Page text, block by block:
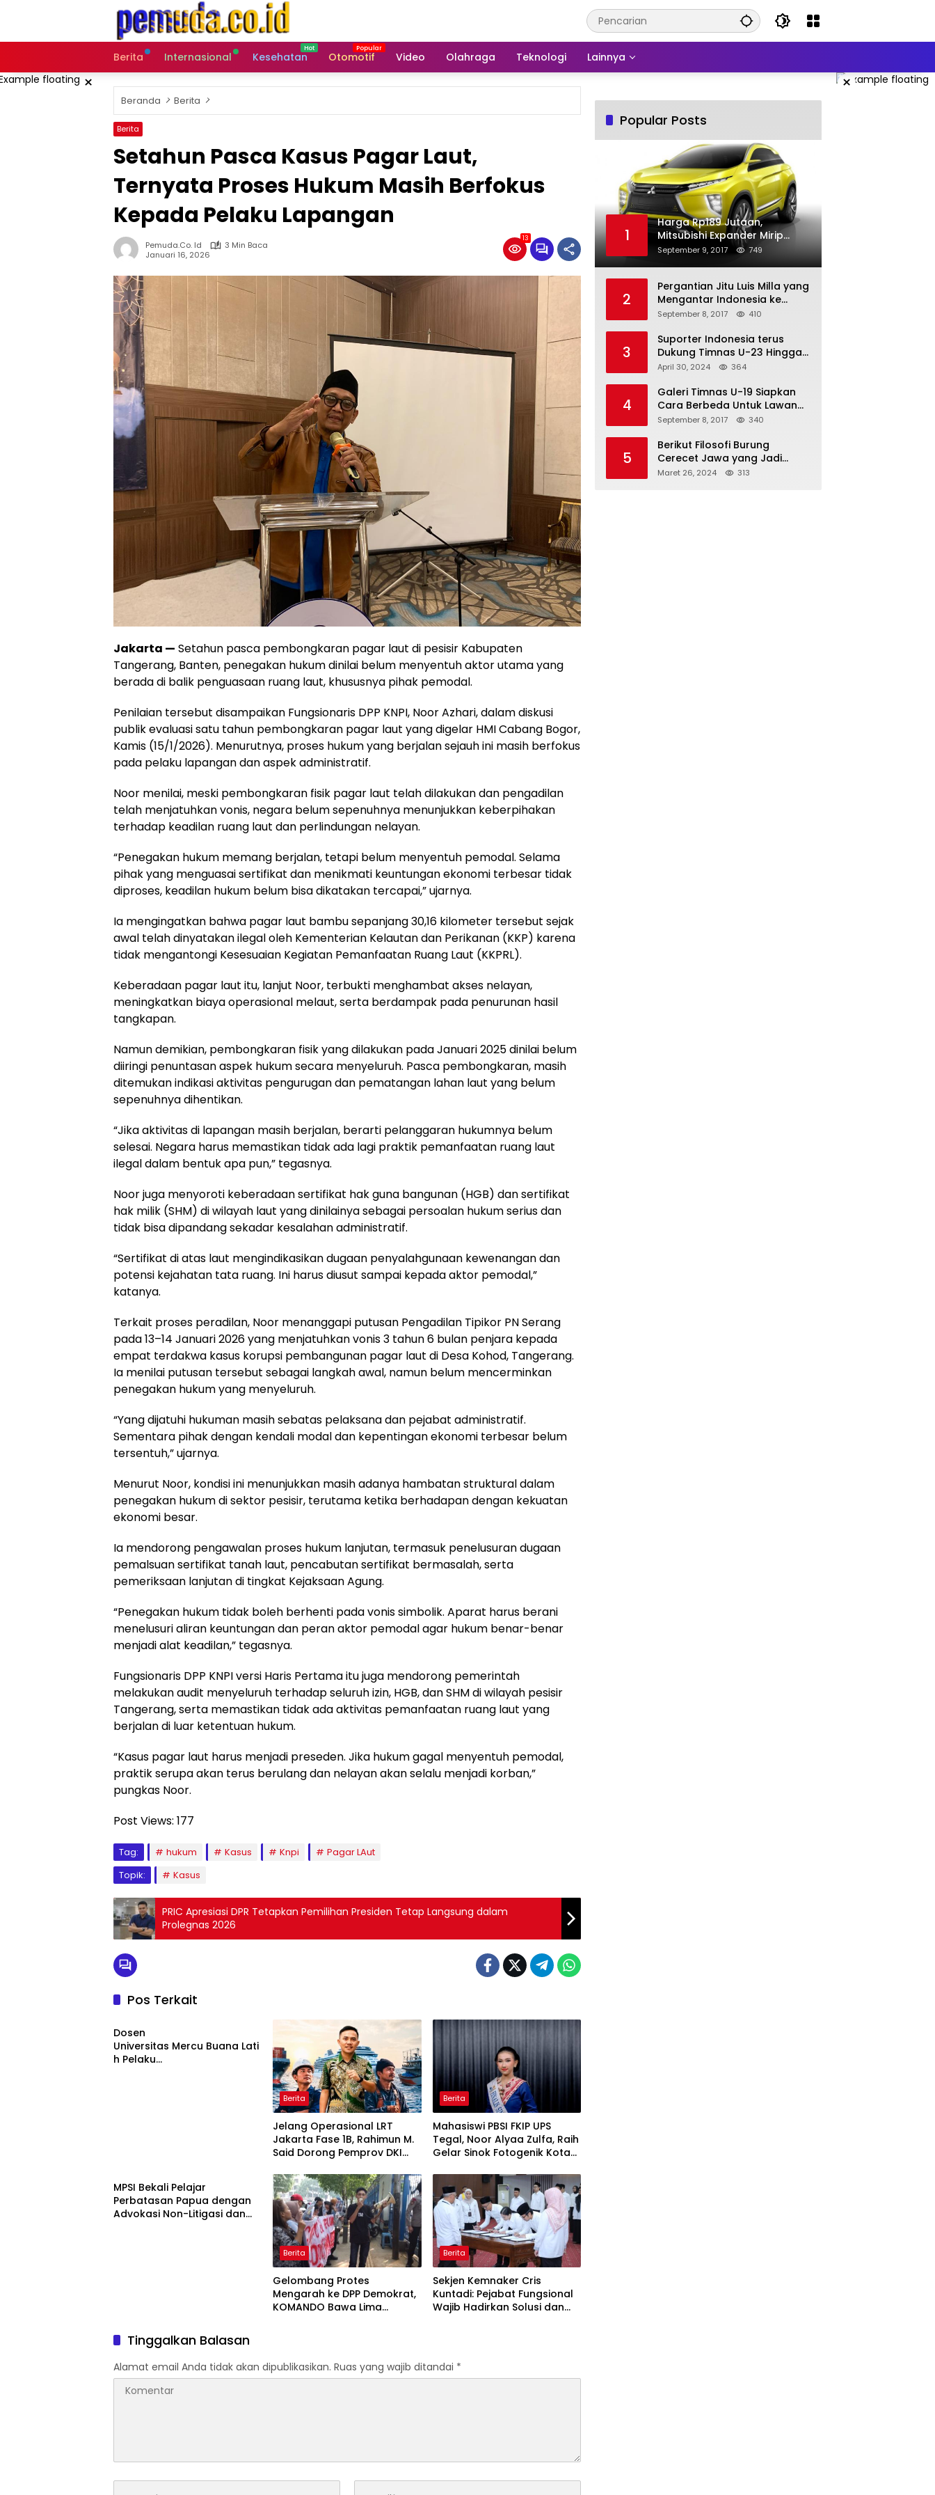
Berita
Internasional Kesehatan Otomotif Video Olahraga Teknologi Lainnya
× ×
Beranda Berita
Berita
Setahun Pasca Kasus Pagar Laut,
Ternyata Proses Hukum Masih Berfokus
Kepada Pelaku Lapangan
Pemuda.co. Id
3 Min Baca
Januari 16, 2026
13
Jakarta — Setahun pasca pembongkaran pagar laut di pesisir Kabupaten
Tangerang, Banten, penegakan hukum dinilai belum menyentuh aktor utama yang
berada di balik penguasaan ruang laut, khususnya pihak pemodal.
Penilaian tersebut disampaikan Fungsionaris DPP KNPI, Noor Azhari, dalam diskusi
publik evaluasi satu tahun pembongkaran pagar laut yang digelar HMI Cabang Bogor,
Kamis (15/1/2026). Menurutnya, proses hukum yang berjalan sejauh ini masih berfokus
pada pelaku lapangan dan aspek administratif.
Noor menilai, meski pembongkaran fisik pagar laut telah dilakukan dan pengadilan
telah menjatuhkan vonis, negara belum sepenuhnya menunjukkan keberpihakan
terhadap keadilan ruang laut dan perlindungan nelayan.
“Penegakan hukum memang berjalan, tetapi belum menyentuh pemodal. Selama
pihak yang menguasai sertifikat dan menikmati keuntungan ekonomi terbesar tidak
diproses, keadilan hukum belum bisa dikatakan tercapai,” ujarnya.
Ia mengingatkan bahwa pagar laut bambu sepanjang 30,16 kilometer tersebut sejak
awal telah dinyatakan ilegal oleh Kementerian Kelautan dan Perikanan (KKP) karena
tidak mengantongi Kesesuaian Kegiatan Pemanfaatan Ruang Laut (KKPRL).
Keberadaan pagar laut itu, lanjut Noor, terbukti menghambat akses nelayan,
meningkatkan biaya operasional melaut, serta berdampak pada penurunan hasil
tangkapan.
Namun demikian, pembongkaran fisik yang dilakukan pada Januari 2025 dinilai belum
diiringi penuntasan aspek hukum secara menyeluruh. Pasca pembongkaran, masih
ditemukan indikasi aktivitas pengurugan dan pematangan lahan laut yang belum
sepenuhnya dihentikan.
“Jika aktivitas di lapangan masih berjalan, berarti pelanggaran hukumnya belum
selesai. Negara harus memastikan tidak ada lagi praktik pemanfaatan ruang laut
ilegal dalam bentuk apa pun,” tegasnya.
Noor juga menyoroti keberadaan sertifikat hak guna bangunan (HGB) dan sertifikat
hak milik (SHM) di wilayah laut yang dinilainya sebagai persoalan hukum serius dan
tidak bisa dipandang sekadar kesalahan administratif.
“Sertifikat di atas laut mengindikasikan dugaan penyalahgunaan kewenangan dan
potensi kejahatan tata ruang. Ini harus diusut sampai kepada aktor pemodal,”
katanya.
Terkait proses peradilan, Noor menanggapi putusan Pengadilan Tipikor PN Serang
pada 13–14 Januari 2026 yang menjatuhkan vonis 3 tahun 6 bulan penjara kepada
empat terdakwa kasus korupsi pembangunan pagar laut di Desa Kohod, Tangerang.
Ia menilai putusan tersebut sebagai langkah awal, namun belum mencerminkan
penegakan hukum yang menyeluruh.
“Yang dijatuhi hukuman masih sebatas pelaksana dan pejabat administratif.
Sementara pihak dengan kendali modal dan kepentingan ekonomi terbesar belum
tersentuh,” ujarnya.
Menurut Noor, kondisi ini menunjukkan masih adanya hambatan struktural dalam
penegakan hukum di sektor pesisir, terutama ketika berhadapan dengan kekuatan
ekonomi besar.
Ia mendorong pengawalan proses hukum lanjutan, termasuk penelusuran dugaan
pemalsuan sertifikat tanah laut, pencabutan sertifikat bermasalah, serta
pemeriksaan lanjutan di tingkat Kejaksaan Agung.
“Penegakan hukum tidak boleh berhenti pada vonis simbolik. Aparat harus berani
menelusuri aliran keuntungan dan peran aktor pemodal agar hukum benar-benar
menjadi alat keadilan,” tegasnya.
Fungsionaris DPP KNPI versi Haris Pertama itu juga mendorong pemerintah
melakukan audit menyeluruh terhadap seluruh izin, HGB, dan SHM di wilayah pesisir
Tangerang, serta memastikan tidak ada aktivitas pemanfaatan ruang laut yang
berjalan di luar ketentuan hukum.
“Kasus pagar laut harus menjadi preseden. Jika hukum gagal menyentuh pemodal,
praktik serupa akan terus berulang dan nelayan akan selalu menjadi korban,”
pungkas Noor.
Post Views: 177
Tag: hukum Kasus Knpi
Pagar LAut
Topik:
Kasus
PRIC Apresiasi DPR Tetapkan Pemilihan Presiden Tetap Langsung dalam
Prolegnas 2026
Pos Terkait
Berita
Dosen
Universitas Mercu Buana Lati
h Pelaku
Berita
Jelang Operasional LRT
Jakarta Fase 1B, Rahimun M.
Said Dorong Pemprov DKI
Corridor Initiative
Berita
Mahasiswi PBSI FKIP UPS
Tegal, Noor Alyaa Zulfa, Raih
Gelar Sinok Fotogenik Kota
MPSI Bekali Pelajar
Perbatasan Papua dengan
Advokasi Non-Litigasi dan
Berita
Gelombang Protes
Mengarah ke DPP Demokrat,
KOMANDO Bawa Lima
Berita
Sekjen Kemnaker Cris
Kuntadi: Pejabat Fungsional
Wajib Hadirkan Solusi dan
Tinggalkan Balasan
Alamat email Anda tidak akan dipublikasikan. Ruas yang wajib ditandai *
Popular Posts
1
Harga Rp189 Jutaan,
Mitsubishi Expander Mirip
Pajero Sport
September 9, 2017 749
2
Pergantian Jitu Luis Milla yang
Mengantar Indonesia ke
Semifinal
September 8, 2017 410
3
Suporter Indonesia terus
Dukung Timnas U-23 Hingga
Tembus Olimpiade Paris
April 30, 2024 364
4
Galeri Timnas U-19 Siapkan
Cara Berbeda Untuk Lawan
Vietnam
September 8, 2017 340
5
Berikut Filosofi Burung
Cerecet Jawa yang Jadi
Maskot PBSI Sumedang
Maret 26, 2024 313